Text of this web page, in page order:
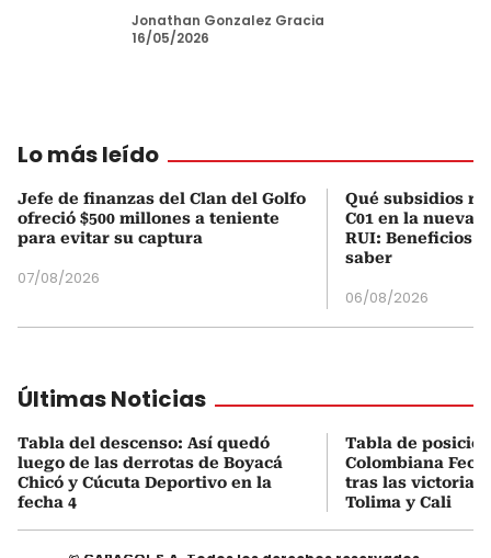
Jonathan Gonzalez Gracia
16/05/2026
Lo más leído
Jefe de finanzas del Clan del Golfo
ofreció $500 millones a teniente
para evitar su captura
07/08/2026
Qué subsidios
C01 en la nueva
RUI: Beneficios
saber
06/08/2026
Últimas Noticias
Tabla del descenso: Así quedó
luego de las derrotas de Boyacá
Chicó y Cúcuta Deportivo en la
fecha 4
Tabla de
Colombiana
tras las victorias
Tolima y Cali